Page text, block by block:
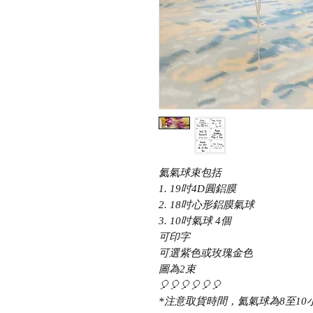
氦氣球束包括
1. 19吋4D圓鋁膜
2. 18吋心形鋁膜氣球
3. 10吋氣球 4個
可印字
可選紫色或玫瑰金色
圖為2束
🎈🎈🎈🎈🎈🎈
*注意取貨時間，氦氣球為8至10